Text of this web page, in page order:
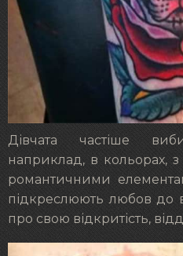
Дівчата частіше
наприклад, в кольорах,
романтичними
підкреслюють любов до
про свою відкритість,